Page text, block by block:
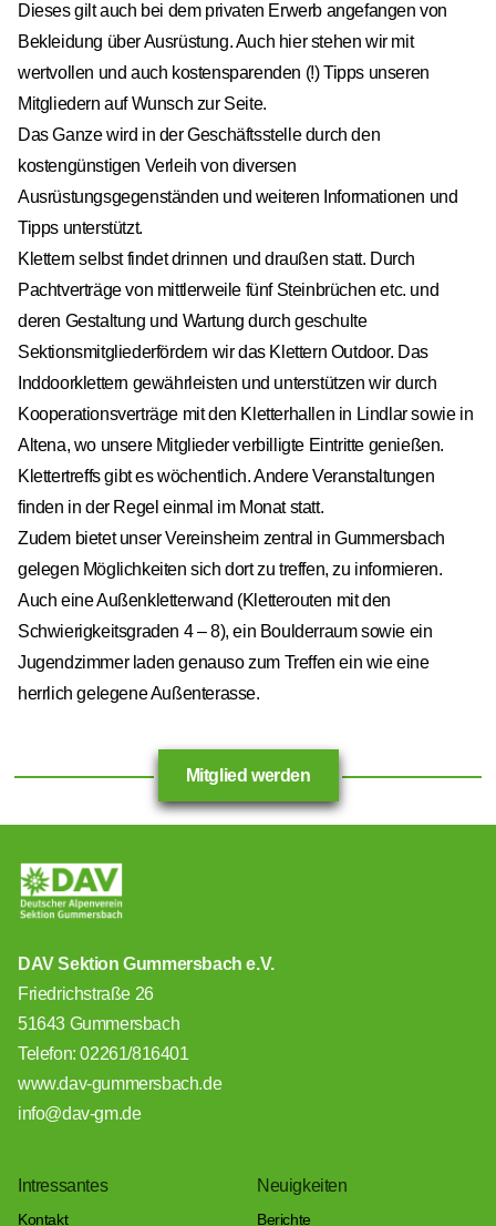
Dieses gilt auch bei dem privaten Erwerb angefangen von
Bekleidung über Ausrüstung. Auch hier stehen wir mit
wertvollen und auch kostensparenden (!) Tipps unseren
Mitgliedern auf Wunsch zur Seite.
Das Ganze wird in der Geschäftsstelle durch den
kostengünstigen Verleih von diversen
Ausrüstungsgegenständen und weiteren Informationen und
Tipps unterstützt.
Klettern selbst findet drinnen und draußen statt. Durch
Pachtverträge von mittlerweile fünf Steinbrüchen etc. und
deren Gestaltung und Wartung durch geschulte
Sektionsmitgliederfördern wir das Klettern Outdoor. Das
Inddoorklettern gewährleisten und unterstützen wir durch
Kooperationsverträge mit den Kletterhallen in Lindlar sowie in
Altena, wo unsere Mitglieder verbilligte Eintritte genießen.
Klettertreffs gibt es wöchentlich. Andere Veranstaltungen
finden in der Regel einmal im Monat statt.
Zudem bietet unser Vereinsheim zentral in Gummersbach
gelegen Möglichkeiten sich dort zu treffen, zu informieren.
Auch eine Außenkletterwand (Kletterouten mit den
Schwierigkeitsgraden 4 – 8), ein Boulderraum sowie ein
Jugendzimmer laden genauso zum Treffen ein wie eine
herrlich gelegene Außenterasse.
Mitglied werden
DAV Sektion Gummersbach e.V.
Friedrichstraße 26
51643 Gummersbach
Telefon: 02261/816401
www.dav-gummersbach.de
info@dav-gm.de
Intressantes
Kontakt
Neuigkeiten
Berichte